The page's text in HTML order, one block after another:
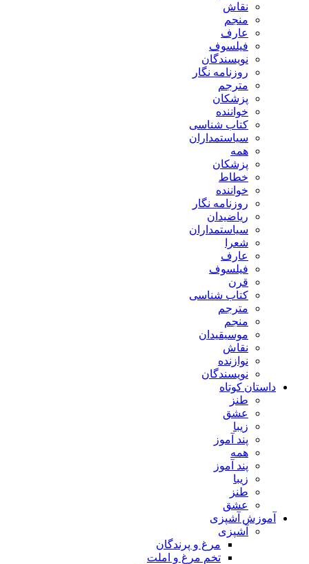
نقاش
منجم
عارف
فیلسوف
نویسندگان
روزنامه نگار
مترجم
پزشکان
خواننده
کتاب شناسی
سیاستمداران
همه
پزشکان
خطاط
خواننده
روزنامه نگار
ریاضیدان
سیاستمداران
شعرا
عارف
فیلسوف
قرن
کتاب شناسی
مترجم
منجم
موسیقیدان
نقاش
نوازنده
نویسندگان
داستان کوتاه
طنز
عشق
زیبا
پند آموز
همه
پند آموز
زیبا
طنز
عشق
آموزش آشپزی
آشپزی
مرغ و پرندگان
تخم مرغ و املت